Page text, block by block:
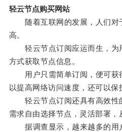
轻云节点购买网站
随着互联网的发展，人们对
高。
轻云节点订阅应运而生，为
方式获取节点信息。
用户只需简单订阅，便可获
以提高网络访问速度，还可以保
轻云节点订阅还具有高效性
需求自由选择节点，灵活部署，
据调查显示，越来越多的用